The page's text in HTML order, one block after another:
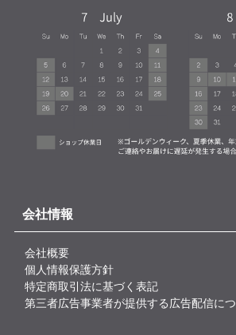
会社情報
会社概要
個人情報保護方針
特定商取引法に基づく表記
第三者広告事業者が提供する広告配信に